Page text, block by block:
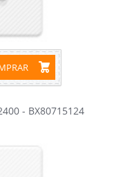
- BX80715124